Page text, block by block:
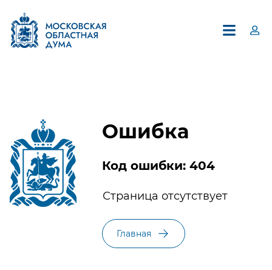
Ошибка
Код ошибки: 404
Страница отсутствует
Главная
Единый контакт-центр
Московской областной Думы
8 (495) 594-94-94